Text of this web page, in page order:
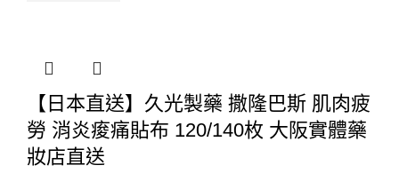
【日本直送】久光製藥 撒隆巴斯 肌肉疲
勞 消炎痠痛貼布 120/140枚 大阪實體藥
妝店直送